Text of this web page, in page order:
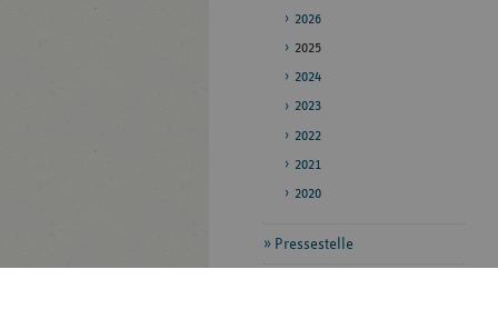
2026
2025
2024
2023
2022
2021
2020
Pressestelle